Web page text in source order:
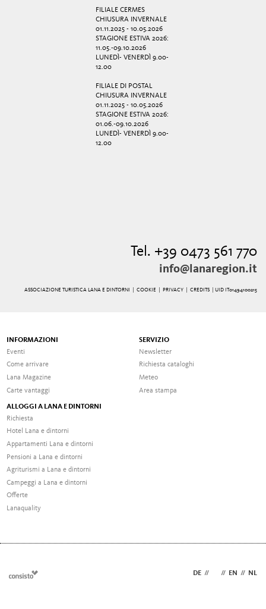
FILIALE CERMES
CHIUSURA INVERNALE
01.11.2025 - 10.05.2026
STAGIONE ESTIVA 2026:
11.05.-09.10.2026
LUNEDÌ- VENERDÌ 9.00-
12.00
FILIALE DI POSTAL
CHIUSURA INVERNALE
01.11.2025 - 10.05.2026
STAGIONE ESTIVA 2026:
01.06.-09.10.2026
LUNEDÌ- VENERDÌ 9.00-
12.00
Tel. +39 0473 561 770
info@lanaregion.it
ASSOCIAZIONE TURISTICA LANA E DINTORNI | COOKIE PRIVACY| CREDITS | UID IT01494100215
INFORMAZIONI
Eventi
Come arrivare
Lana Magazine
Carte vantaggi
SERVIZIO
Newsletter
Richiesta cataloghi
Meteo
Area stampa
ALLOGGI A LANA E DINTORNI
Richiesta
Hotel Lana e dintorni
Appartamenti Lana e dintorni
Pensioni a Lana e dintorni
Agriturismi a Lana e dintorni
Campeggi a Lana e dintorni
Offerte
Lanaquality
DE // // EN // NL